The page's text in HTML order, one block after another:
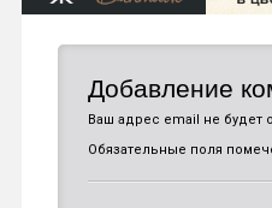
Добавление
Ваш адрес email не будет
Обязательные поля